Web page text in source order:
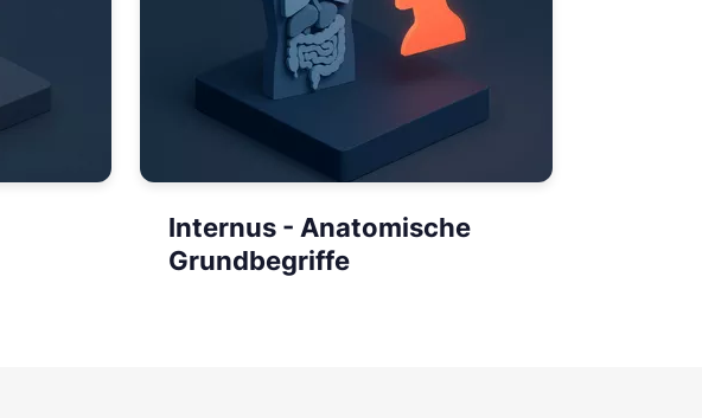
Internus - Anatomische
Grundbegriffe